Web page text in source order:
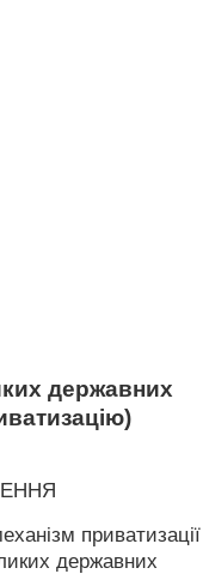
державних
приватизації
державних